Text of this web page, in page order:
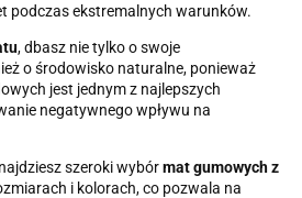
podczas ekstremalnych warunków.
, dbasz nie tylko o swoje
o środowisko naturalne, ponieważ
jest jednym z najlepszych
negatywnego wpływu na
szeroki wybórmat gumowych z
i kolorach, co pozwala na